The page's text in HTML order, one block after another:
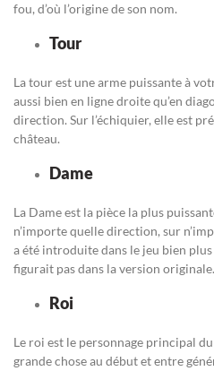
fou, d’où l’origine de son nom.
Tour
La tour est une arme puissante à
aussi bien en ligne droite qu’en
direction. Sur l’échiquier, elle est
château.
Dame
La Dame est la pièce la plus
n’importe quelle direction, sur
a été introduite dans le jeu bien
figurait pas dans la version originale.
Roi
Le roi est le personnage principal
grande chose au début et entre